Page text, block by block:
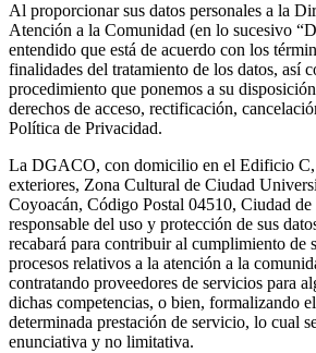
Al proporcionar sus datos personales a la
Atención a la Comunidad (en lo sucesivo
entendido que está de acuerdo con los
finalidades del tratamiento de los datos, así
procedimiento que ponemos a su
derechos de acceso, rectificación,
Política de Privacidad.
La DGACO, con domicilio en el Edificio
exteriores, Zona Cultural de Ciudad
Coyoacán, Código Postal 04510, Ciudad
responsable del uso y protección de sus
recabará para contribuir al cumplimiento de
procesos relativos a la atención a la
contratando proveedores de servicios para
dichas competencias, o bien, formalizando
determinada prestación de servicio, lo cual
enunciativa y no limitativa.